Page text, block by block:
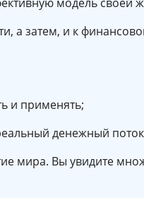
модель своей
а затем, и к
и применять;
денежный
мира. Вы увидите